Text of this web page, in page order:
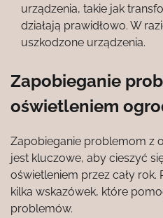
urządzenia, takie jak
działają prawidłowo. W
uszkodzone urządzenia.
Zapobieganie
oświetleniem
Zapobieganie problemom z
jest kluczowe, aby cieszyć
oświetleniem przez cały
kilka wskazówek, które
problemów.